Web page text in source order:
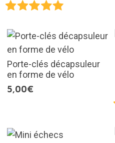
Porte-clés décapsuleur
en forme de vélo
5,00€